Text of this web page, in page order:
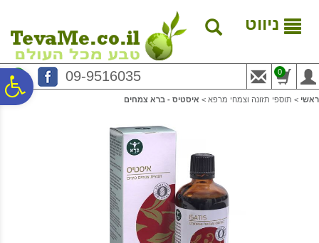
נגישות
המרכזי
ניווט
09-9516035 0
ראשי > תוספי תזונה וצמחי מרפא > איסטיס - ברא צמחים